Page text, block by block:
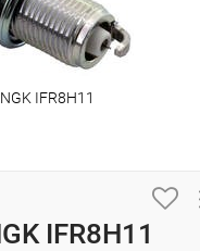
IFR8H11
IFR8H11